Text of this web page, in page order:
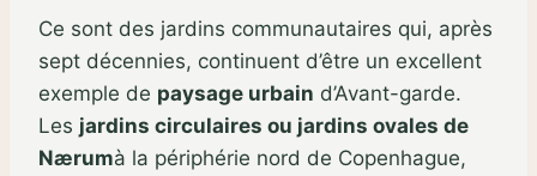
Ce sont des jardins communautaires qui, après
sept décennies, continuent d’être un excellent
exemple de paysage urbain d’Avant-garde.
Les jardins circulaires ou jardins ovales de
Nærumà la périphérie nord de Copenhague,